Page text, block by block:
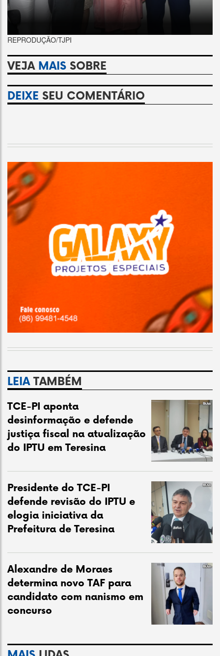
REPRODUÇÃO/TJPI
VEJA MAIS SOBRE
DEIXE SEU COMENTÁRIO
LEIATAMBÉM
TCE-PI aponta
desinformação e defende
justiça fiscal na atualização
do IPTU em Teresina
Presidente do TCE-PI
defende revisão do IPTU e
elogia iniciativa da
Prefeitura de Teresina
Alexandre de Moraes
determina novo TAF para
candidato com nanismo em
concurso